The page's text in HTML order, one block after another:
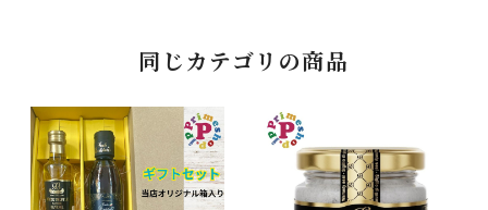
同じカテゴリの商品